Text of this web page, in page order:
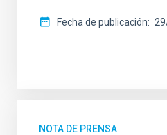
Fecha de publicación
NOTA DE PRENSA